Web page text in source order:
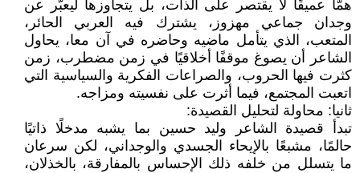
همًّا عميقًا لا يقتصر على الذات، بل يتجاوزها ليعبّر عن
وجدان جماعي مهزوز، يشترك فيه العربي الحائر،
المتعب، الذي يتأمل ماضيه وحاضره في آن معا، يحاول
الشاعر أن يصوغ موقفًا أخلاقيًا في زمن مضطرب، زمن
كثرت فيها الحروب، والصراعات الفكرية والسياسية التي
اتعبت المجتمع، فيما أثرت على نفسيته ومزاجه.
ثانيا: محاولة لتحليل القصيدة:
تبدأ قصيدة الشاعر وليد حسين بما يشبه مدخلًا ذاتيًا
حالمًا، مشبعًا بالإيحاء الجسدي والوجداني، لكن سرعان
ما يتسلل من خلفه ذلك الإحساس بالمفارقة، بالخذلان،